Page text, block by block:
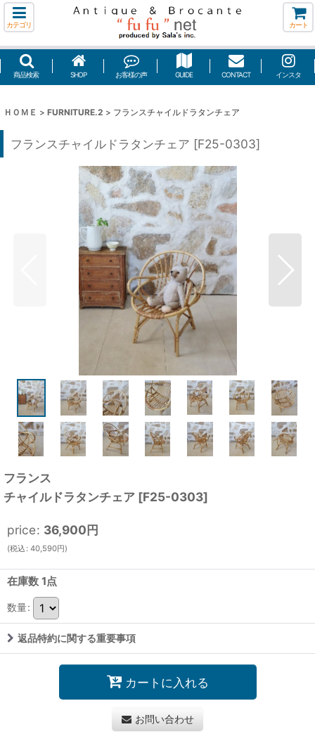
カテゴリ カート
商品検索 SHOP お客様の声 GUIDE CONTACT インスタ
ＨＯＭＥ > FURNITURE.2 > フランスチャイルドラタンチェア
フランスチャイルドラタンチェア [F25-0303]
フランス
チャイルドラタンチェア [F25-0303]
price: 36,900円
(税込 : 40,590円)
在庫数 1点
数量:
返品特約に関する重要事項
カートに入れる
お問い合わせ